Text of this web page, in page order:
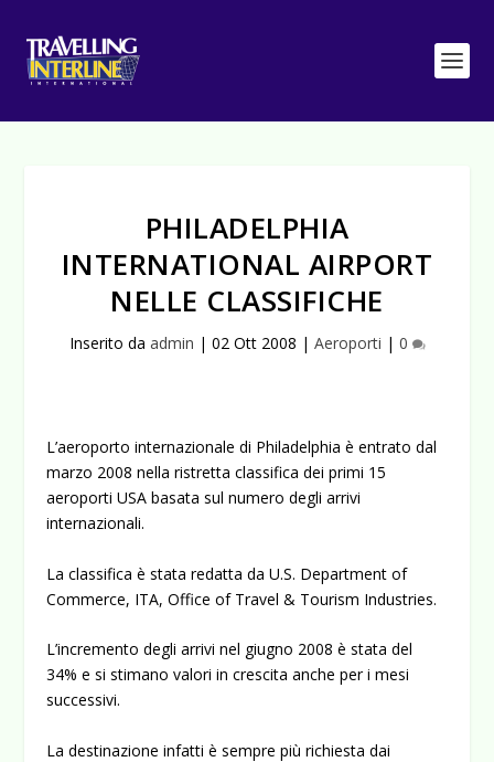
PHILADELPHIA
INTERNATIONAL AIRPORT
NELLE CLASSIFICHE
Inserito da admin | 02 Ott 2008 | Aeroporti | 0
L’aeroporto internazionale di Philadelphia è entrato dal
marzo 2008 nella ristretta classifica dei primi 15
aeroporti USA basata sul numero degli arrivi
internazionali.
La classifica è stata redatta da U.S. Department of
Commerce, ITA, Office of Travel & Tourism Industries.
L’incremento degli arrivi nel giugno 2008 è stata del
34% e si stimano valori in crescita anche per i mesi
successivi.
La destinazione infatti è sempre più richiesta dai